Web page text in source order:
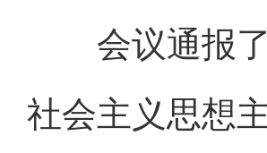
会议通报了
社会主义思想